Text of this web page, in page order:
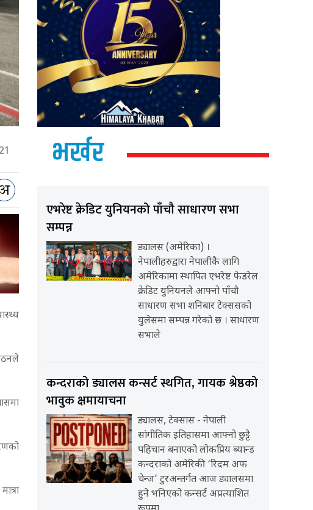
भर्खर
एभरेष्ट क्रेडिट युनियनको पाँचौ साधारण सभा
सम्पन्न
ड्यालस (अमेरिका) ।
नेपालीहरुद्वारा नेपालीकै लागि
अमेरिकामा स्थापित एभरेष्ट फेडरेल
क्रेडिट युनियनले आफ्नो पाँचौ
साधारण सभा शनिबार टेक्ससको
युलेसमा सम्पन्न गरेको छ । साधारण
सभाले
कन्दराको ड्यालस कन्सर्ट स्थगित, गायक श्रेष्ठको
भावुक क्षमायाचना
ड्यालस, टेक्सास - नेपाली
सांगीतिक इतिहासमा आफ्नो छुट्टै
पहिचान बनाएको लोकप्रिय ब्यान्ड
कन्दराको अमेरिकी ‘रिदम अफ
चेन्ज’ टुरअन्तर्गत आज ड्यालसमा
हुने भनिएको कन्सर्ट अप्रत्याशित